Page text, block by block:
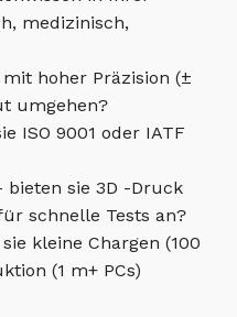
medizinisch,
hoher Präzision (±
umgehen?
ISO 9001 oder IATF
bieten sie 3D -Druck
schnelle Tests an?
kleine Chargen (100
(1 m+ PCs)